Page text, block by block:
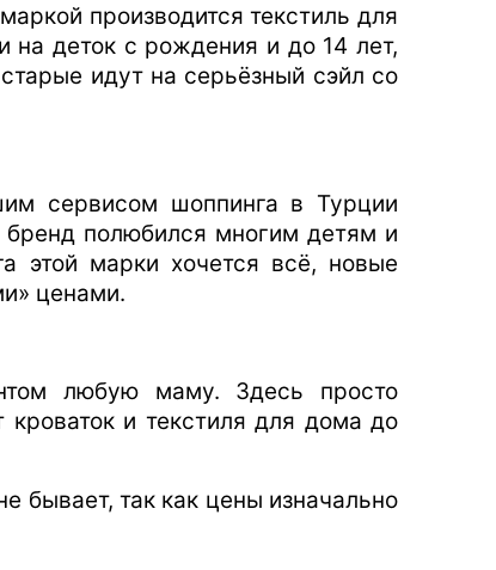
производится текстиль для
на деток с рождения и до 14 лет,
идут на серьёзный сэйл со
сервисом шоппинга в Турции
бренд полюбился многим детям и
этой марки хочется всё, новые
ценами.
любую маму. Здесь просто
и текстиля для дома до
бывает, так как цены изначально